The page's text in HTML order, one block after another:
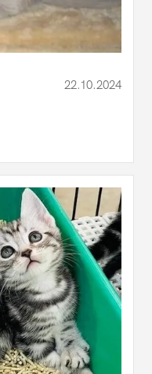
22.10.2024